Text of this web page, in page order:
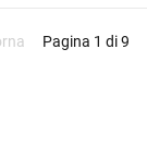
Pagina 1 di 9